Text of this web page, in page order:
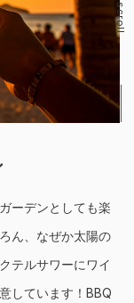
scroll
ーデンとしても楽
ん、なぜか太陽の
テルサワーにワイ
しています！BBQ